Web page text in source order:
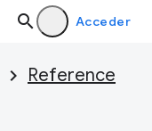
Acceder
Reference